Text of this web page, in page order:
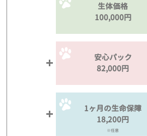
生体価格
100,000円
安心パック
82,000円
1ヶ月の生命保障
18,200円
※任意